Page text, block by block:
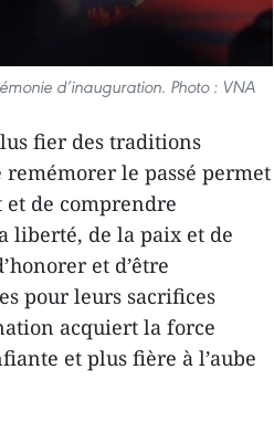
d’inauguration. Photo : VNA
fier des traditions
le passé permet
de comprendre
liberté, de la paix et de
et d’être
pour leurs sacrifices
acquiert la force
et plus fière à l’aube